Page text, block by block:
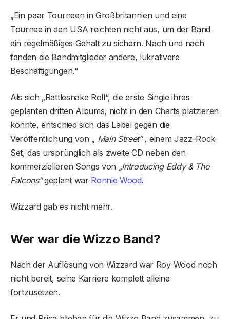
„Ein paar Tourneen in Großbritannien und eine
Tournee in den USA reichten nicht aus, um der Band
ein regelmäßiges Gehalt zu sichern. Nach und nach
fanden die Bandmitglieder andere, lukrativere
Beschäftigungen.“
Als sich „Rattlesnake Roll“, die erste Single ihres
geplanten dritten Albums, nicht in den Charts platzieren
konnte, entschied sich das Label gegen die
Veröffentlichung von „ Main Street“, einem Jazz-Rock-
Set, das ursprünglich als zweite CD neben den
kommerzielleren Songs von „Introducing Eddy & The
Falcons“geplant war Ronnie Wood.
Wizzard gab es nicht mehr.
Wer war die Wizzo Band?
Nach der Auflösung von Wizzard war Roy Wood noch
nicht bereit, seine Karriere komplett alleine
fortzusetzen.